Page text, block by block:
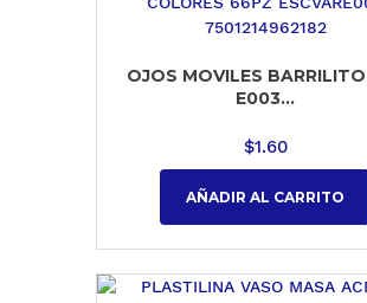
OJOS MOVILES BARRILITO
E003...
$1.60
AÑADIR AL CARRITO